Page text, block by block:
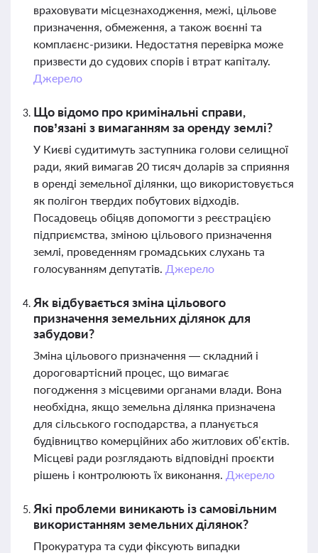
враховувати місцезнаходження, межі, цільове
призначення, обмеження, а також воєнні та
комплаєнс-ризики. Недостатня перевірка може
призвести до судових спорів і втрат капіталу.
Джерело
Що відомо про кримінальні справи,
пов’язані з вимаганням за оренду землі?
У Києві судитимуть заступника голови селищної
ради, який вимагав 20 тисяч доларів за сприяння
в оренді земельної ділянки, що використовується
як полігон твердих побутових відходів.
Посадовець обіцяв допомогти з реєстрацією
підприємства, зміною цільового призначення
землі, проведенням громадських слухань та
голосуванням депутатів. Джерело
Як відбувається зміна цільового
призначення земельних ділянок для
забудови?
Зміна цільового призначення — складний і
дороговартісний процес, що вимагає
погодження з місцевими органами влади. Вона
необхідна, якщо земельна ділянка призначена
для сільського господарства, а планується
будівництво комерційних або житлових об’єктів.
Місцеві ради розглядають відповідні проєкти
рішень і контролюють їх виконання. Джерело
Які проблеми виникають із самовільним
використанням земельних ділянок?
Прокуратура та суди фіксують випадки